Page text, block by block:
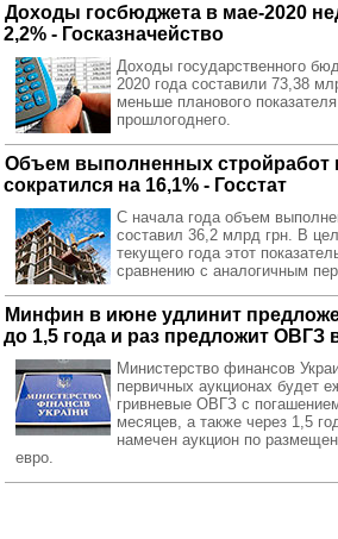
Доходы госбюджета в мае-2020
2,2% - Госказначейство
Доходы государственного
2020 года составили 73,38
меньше планового
прошлогоднего.
Объем выполненных стройработ
сократился на 16,1% - Госстат
С начала года объем
составил 36,2 млрд грн. В
текущего года этот
сравнению с аналогичным
Минфин в июне удлинит
до 1,5 года и раз предложит ОВГЗ
Министерство финансов
первичных аукционах будет
гривневые ОВГЗ с
месяцев, а также через 1,5
намечен аукцион по
евро.